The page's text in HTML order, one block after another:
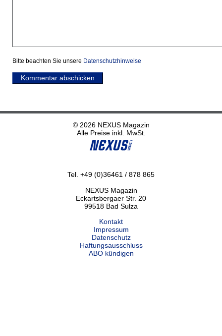
Bitte beachten Sie unsere Datenschutzhinweise
Kommentar abschicken
© 2026 NEXUS Magazin
Alle Preise inkl. MwSt.
Tel. +49 (0)36461 / 878 865
NEXUS Magazin
Eckartsbergaer Str. 20
99518 Bad Sulza
Kontakt
Impressum
Datenschutz
Haftungsausschluss
ABO kündigen